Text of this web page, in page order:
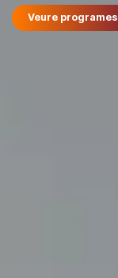
Veure programes